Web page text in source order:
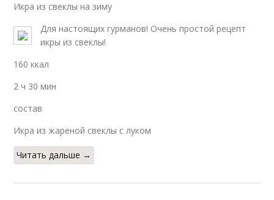
Икра из свеклы на зиму
Для настоящих гурманов! Очень простой рецепт
икры из свеклы!
160 ккал
2 ч 30 мин
состав
Икра из жареной свеклы с луком
Читать дальше →